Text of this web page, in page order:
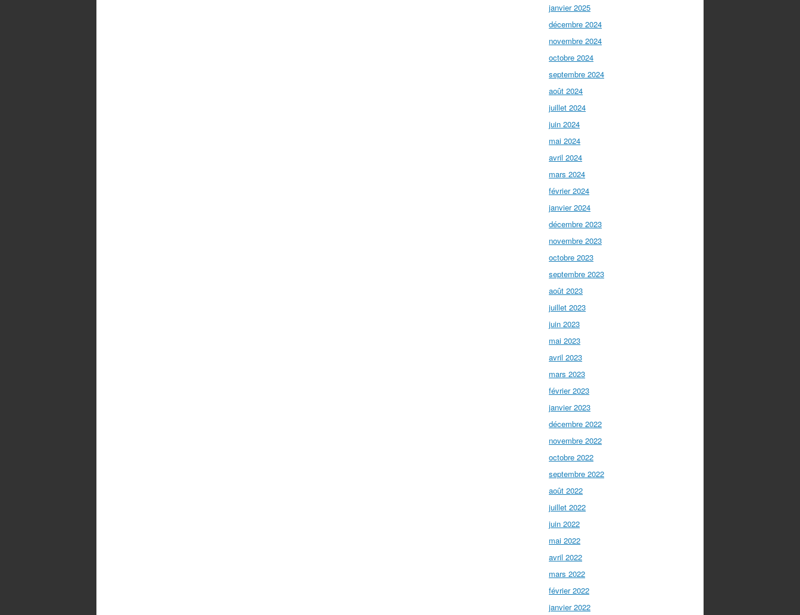
janvier 2025
décembre 2024
novembre 2024
octobre 2024
septembre 2024
août 2024
juillet 2024
juin 2024
mai 2024
avril 2024
mars 2024
février 2024
janvier 2024
décembre 2023
novembre 2023
octobre 2023
septembre 2023
août 2023
juillet 2023
juin 2023
mai 2023
avril 2023
mars 2023
février 2023
janvier 2023
décembre 2022
novembre 2022
octobre 2022
septembre 2022
août 2022
juillet 2022
juin 2022
mai 2022
avril 2022
mars 2022
février 2022
janvier 2022